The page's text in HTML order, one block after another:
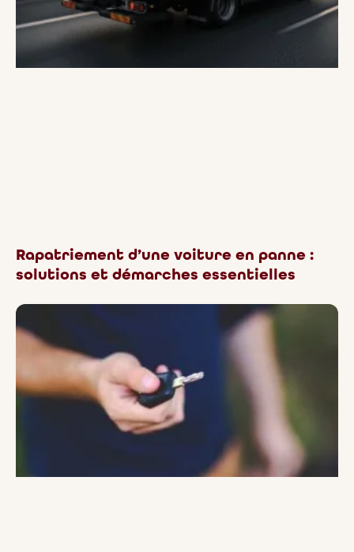
Rapatriement d’une voiture en panne :
solutions et démarches essentielles